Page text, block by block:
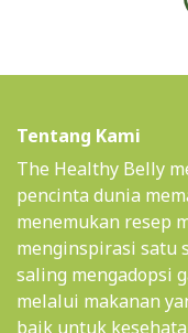
Tentang Kami
The Healthy Belly
pencinta dunia
menemukan resep
menginspirasi satu
saling mengadopsi
melalui makanan
baik untuk